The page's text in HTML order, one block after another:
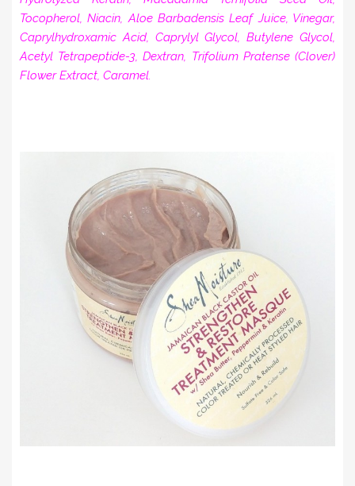
Tocopherol, Niacin, Aloe Barbadensis Leaf Juice, Vinegar,
Caprylhydroxamic Acid, Caprylyl Glycol, Butylene Glycol,
Acetyl Tetrapeptide-3, Dextran, Trifolium Pratense (Clover)
Flower Extract, Caramel.